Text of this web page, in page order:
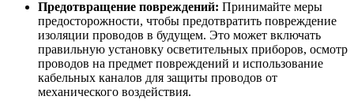
Предотвращение повреждений: Принимайте меры
предосторожности, чтобы предотвратить повреждение
изоляции проводов в будущем. Это может включать
правильную установку осветительных приборов, осмотр
проводов на предмет повреждений и использование
кабельных каналов для защиты проводов от
механического воздействия.